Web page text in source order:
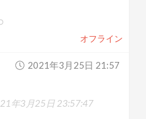
オフライン
2021年3月25日 21:57
年3月25日 23:57:47